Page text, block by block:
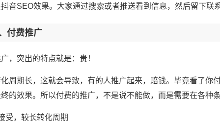
音SEO效果。大家通过搜索或者推送看到信息，然后留下联
付费推广
，突出的特点就是：贵！
周期长，这就会导致，有的人推广起来，赔钱。毕竟看了你
的效果。所以付费的推广，不是说不能做，而是需要在各种
受，较长转化周期